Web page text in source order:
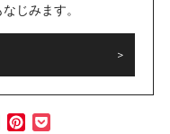
じみます。
Line Pinterest